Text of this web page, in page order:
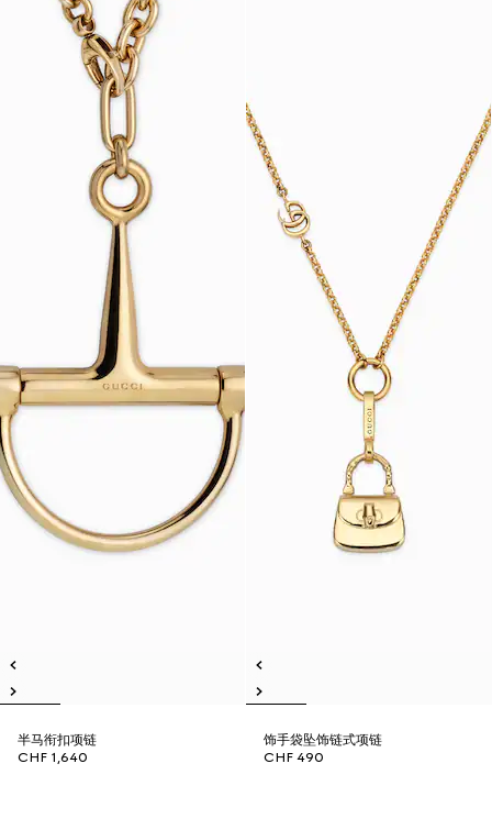
半马衔扣项链
CHF 1,640
饰手袋坠饰链式项链
CHF 490